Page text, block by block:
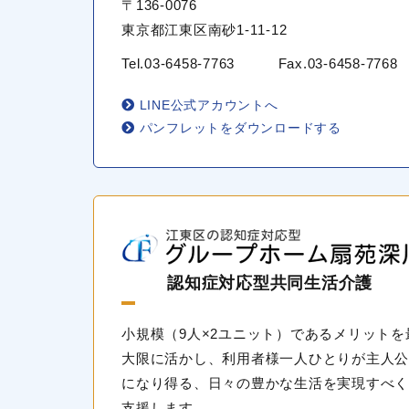
〒136-0076
東京都江東区南砂1-11-12
Tel.03-6458-7763 Fax.03-6458-7768
LINE公式アカウントへ
パンフレットをダウンロードする
認知症対応型共同生活介護
小規模（9人×2ユニット）であるメリットを
大限に活かし、利用者様一人ひとりが主人公
になり得る、日々の豊かな生活を実現すべく